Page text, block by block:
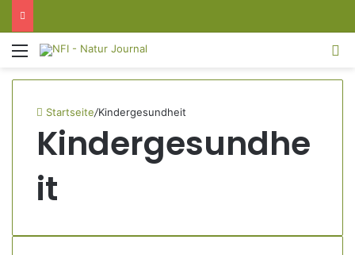
Menü
Startseite/Kindergesundheit
Kindergesundhe
it